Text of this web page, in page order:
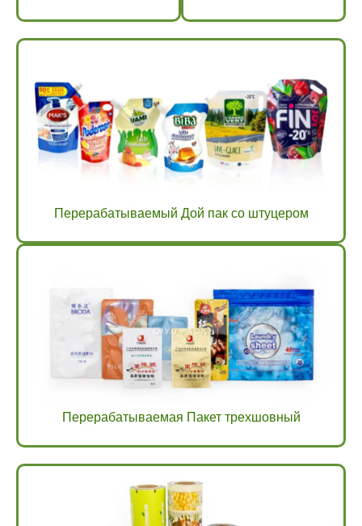
Перерабатываемый Дой пак со штуцером
Перерабатываемая Пакет трехшовный